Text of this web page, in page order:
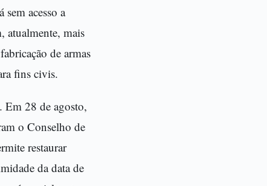
acesso a
atualmente, mais
de armas
fins civis.
Em 28 de agosto,
o Conselho de
restaurar
da data de